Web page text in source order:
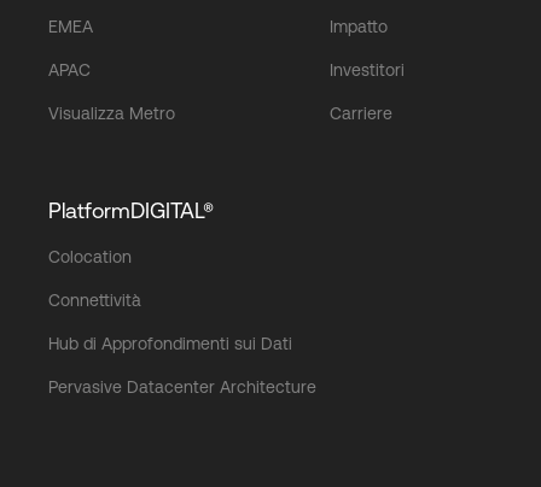
EMEA
APAC
Visualizza Metro
Impatto
Investitori
Carriere
PlatformDIGITAL®
Colocation
Connettività
Hub di Approfondimenti sui Dati
Pervasive Datacenter Architecture